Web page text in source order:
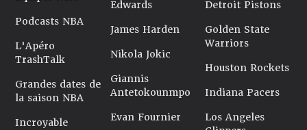
Podcasts NBA
L'Apéro
TrashTalk
Grandes dates de
la saison NBA
Incroyable
Edwards
James Harden
Nikola Jokic
Giannis
Antetokounmpo
Evan Fournier
Detroit Pistons
Golden State
Warriors
Houston Rockets
Indiana Pacers
Los Angeles